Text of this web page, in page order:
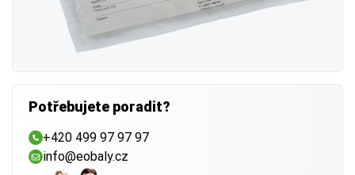
Potřebujete poradit?
+420 499 97 97 97
info@eobaly.cz